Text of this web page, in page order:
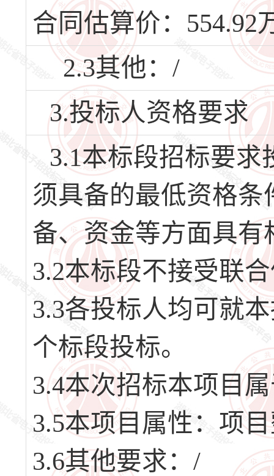
合同估算价：554.92
2.3其他：/
3.投标人资格要求
3.1本标段招标要
须具备的最低资格
备、资金等方面具
3.2本标段不接受联
3.3各投标人均可就
个标段投标。
3.4本次招标本项目
3.5本项目属性：项
3.6其他要求：/